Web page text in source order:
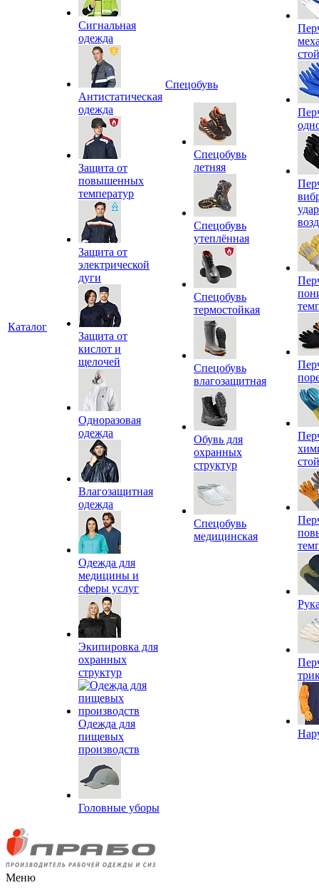
Каталог
Сигнальная
одежда
Антистатическая
одежда
Защита от
повышенных
температур
Защита от
электрической
дуги
Защита от
кислот и
щелочей
Одноразовая
одежда
Влагозащитная
одежда
Одежда для
медицины и
сферы услуг
Экипировка для
охранных
структур
Одежда для
пищевых
производств
Головные уборы
Спецобувь
Спецобувь
летняя
Спецобувь
утеплённая
Спецобувь
термостойкая
Спецобувь
влагозащитная
Обувь для
охранных
структур
Спецобувь
медицинская
Меню